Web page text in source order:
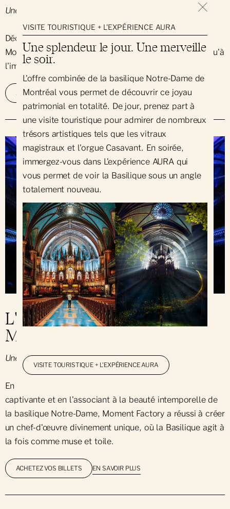
Une splendeur le jour.
Découvrez l'histoire de la basilique Notre-Dame de
Montréal depuis les origines de la colonie urbaine jusqu'à
l'imposante église néogothique d'aujourd'hui.
ACHETEZ VOS BILLETS EN SAVOIR PLUS
L'expérience AURA par
Moment Factory
Une merveille le soir.
En créant un univers visuel et musical d'une beauté
captivante et en l'associant à la beauté intemporelle de
la basilique Notre-Dame, Moment Factory a réussi à créer
un chef-d'œuvre divinement unique, où la Basilique agit à
la fois comme muse et toile.
ACHETEZ VOS BILLETS EN SAVOIR PLUS
VISITE TOURISTIQUE + L'EXPÉRIENCE AURA
Une splendeur le jour. Une merveille
le soir.
L'offre combinée de la basilique Notre-Dame de
Montréal vous permet de découvrir ce joyau
patrimonial en totalité. De jour, prenez part à
une visite touristique pour admirer de nombreux
trésors artistiques tels que les vitraux
magistraux et l'orgue Casavant. En soirée,
immergez-vous dans L'expérience AURA qui
vous permet de voir la Basilique sous un angle
totalement nouveau.
VISITE TOURISTIQUE + L'EXPÉRIENCE AURA